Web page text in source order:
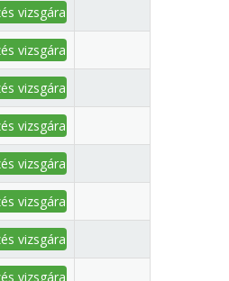
vizsgára
vizsgára
vizsgára
vizsgára
vizsgára
vizsgára
vizsgára
vizsgára